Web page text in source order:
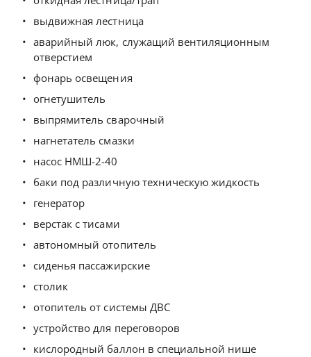
выдвижная лестница
аварийный люк, служащий вентиляционным
отверстием
фонарь освещения
огнетушитель
выпрямитель сварочный
нагнетатель смазки
насос НМШ-2-40
баки под различную техническую жидкость
генератор
верстак с тисами
автономный отопитель
сиденья пассажирские
столик
отопитель от системы ДВС
устройство для переговоров
кислородный баллон в специальной нише